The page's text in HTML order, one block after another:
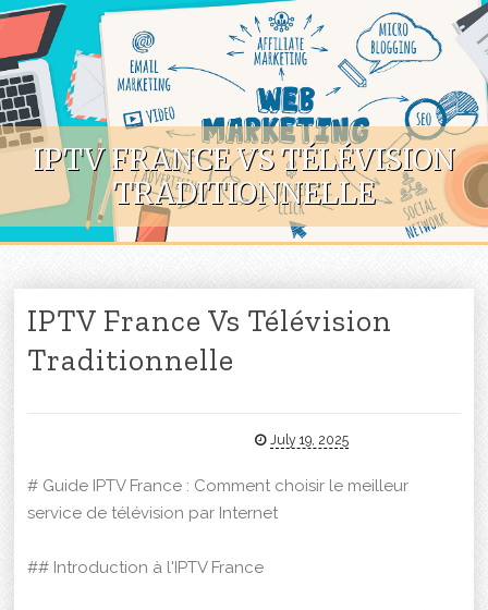
Skip to content
IPTV FRANCE VS TÉLÉVISION
TRADITIONNELLE
IPTV France Vs Télévision
Traditionnelle
July 19, 2025
# Guide IPTV France : Comment choisir le meilleur
service de télévision par Internet
## Introduction à l'IPTV France